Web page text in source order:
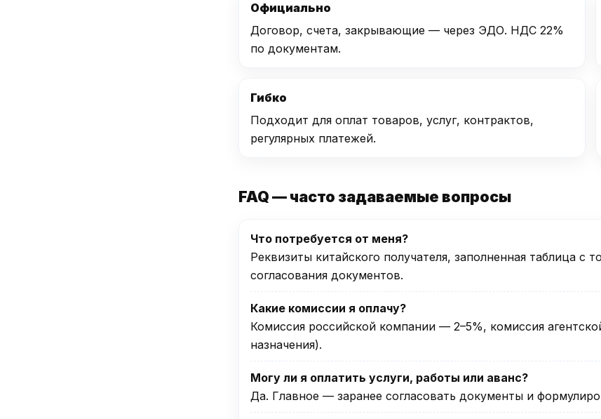
Официально
Договор, счета, закрывающие — через ЭДО. НДС 22%
по документам.
Гибко
Подходит для оплат товаров, услуг, контрактов,
регулярных платежей.
FAQ — часто задаваемые вопросы
Что потребуется от меня?
Реквизиты китайского получателя, заполненная таблица
согласования документов.
Какие комиссии я оплачу?
Комиссия российской компании — 2–5%, комиссия
назначения).
Могу ли я оплатить услуги, работы или аванс?
Да. Главное — заранее согласовать документы и